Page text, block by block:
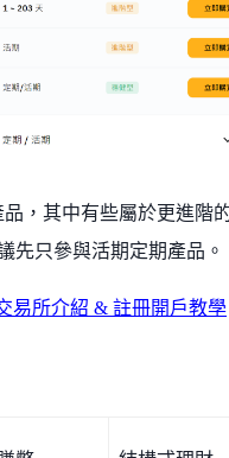
，其中有些屬於更進階
先只參與活期定期產品。
易所介紹 & 註冊開戶教學